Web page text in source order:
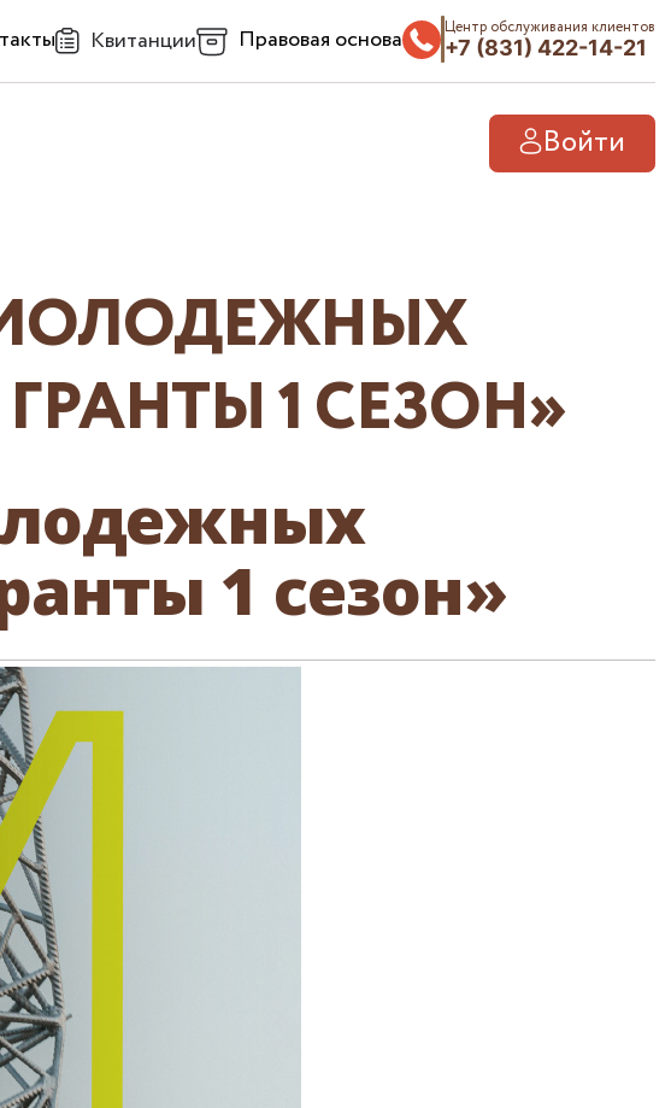
Квитанции Правовая основа Центр обслуживания клиентов
+7 (831) 422-14-21
Войти
1 СЕЗОН»
1 сезон»